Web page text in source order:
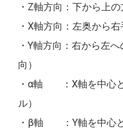
・Z軸方向：下から上の
・X軸方向：左奥から
・Y軸方向：右から左
向）
・α軸 ：X軸を中心と
ル）
・β軸 ：Y軸を中心と